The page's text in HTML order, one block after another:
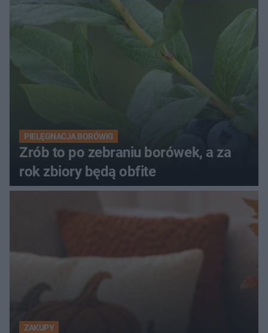
PIELĘGNACJA BORÓWKI
Zrób to po zebraniu borówek, a za
rok zbiory będą obfite
ZAKUPY